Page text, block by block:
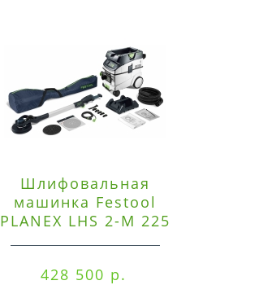
Шлифовальная
машинка Festool
PLANEX LHS 2-M 225
428 500 р.